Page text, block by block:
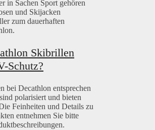
in Sachen Sport gehören
und Skijacken
zum dauerhaften
Skibrillen
Schutz?
bei Decathlon entsprechen
polarisiert und bieten
Feinheiten und Details zu
entnehmen Sie bitte